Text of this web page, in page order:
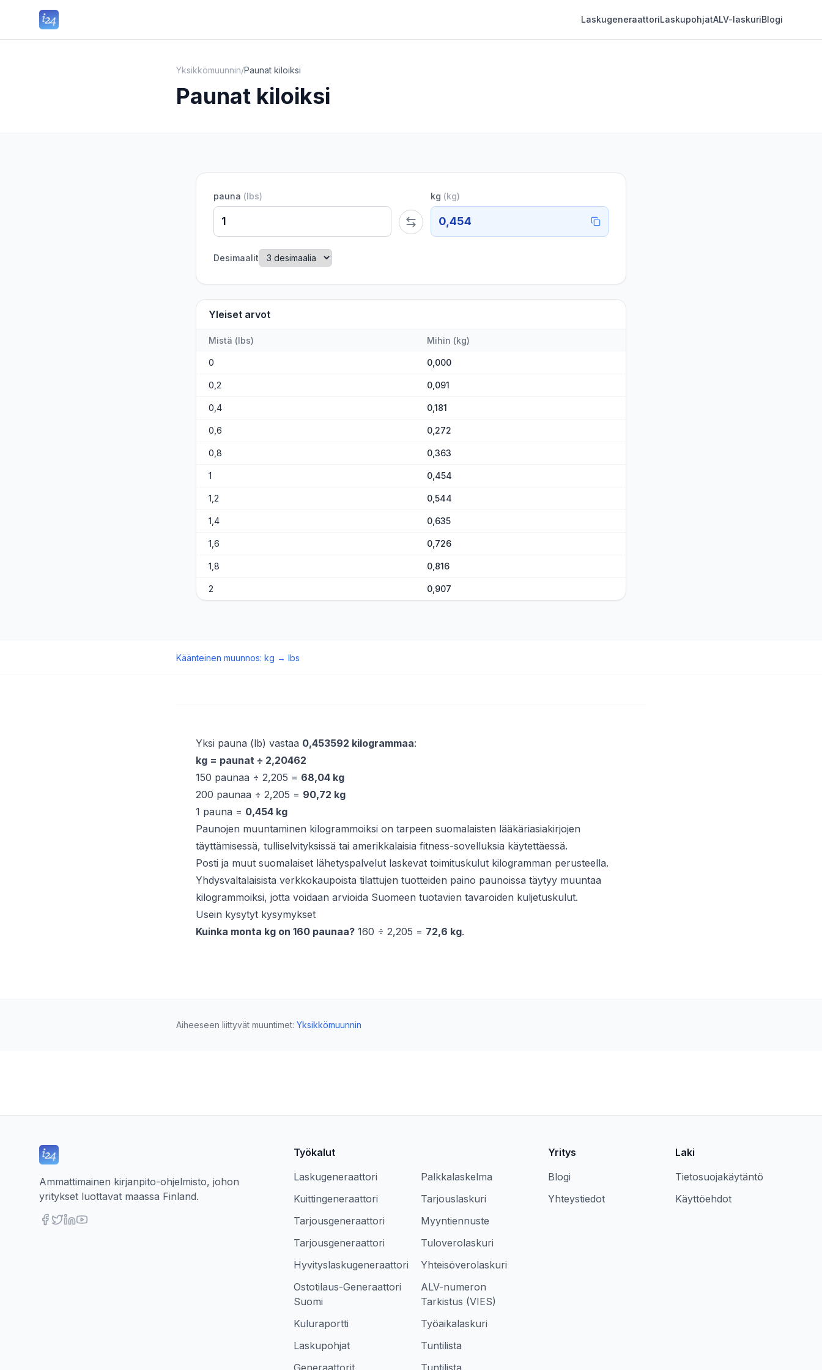
LaskugeneraattoriLaskupohjatALV-laskuriBlogi
Yksikkömuunnin/Paunat kiloiksi
Paunat kiloiksi
pauna (lbs) kg (kg)
0,454
Desimaalit
Yleiset arvot
Mistä (lbs) Mihin (kg)
0 0,000
0,2 0,091
0,4 0,181
0,6 0,272
0,8 0,363
1 0,454
1,2 0,544
1,4 0,635
1,6 0,726
1,8 0,816
2 0,907
Käänteinen muunnos: kg → lbs
Yksi pauna (lb) vastaa 0,453592 kilogrammaa:
kg = paunat ÷ 2,20462
150 paunaa ÷ 2,205 = 68,04 kg
200 paunaa ÷ 2,205 = 90,72 kg
1 pauna = 0,454 kg
Paunojen muuntaminen kilogrammoiksi on tarpeen suomalaisten lääkäriasiakirjojen
täyttämisessä, tulliselvityksissä tai amerikkalaisia fitness-sovelluksia käytettäessä.
Posti ja muut suomalaiset lähetyspalvelut laskevat toimituskulut kilogramman perusteella.
Yhdysvaltalaisista verkkokaupoista tilattujen tuotteiden paino paunoissa täytyy muuntaa
kilogrammoiksi, jotta voidaan arvioida Suomeen tuotavien tavaroiden kuljetuskulut.
Usein kysytyt kysymykset
Kuinka monta kg on 160 paunaa? 160 ÷ 2,205 = 72,6 kg.
Aiheeseen liittyvät muuntimet: Yksikkömuunnin
Ammattimainen kirjanpito-ohjelmisto, johon
yritykset luottavat maassa Finland.
Työkalut
Laskugeneraattori
Kuittingeneraattori
Tarjousgeneraattori
Tarjousgeneraattori
Hyvityslaskugeneraattori
Ostotilaus-Generaattori
Suomi
Kuluraportti
Laskupohjat
Generaattorit
Palkkalaskelma
Tarjouslaskuri
Myyntiennuste
Tuloverolaskuri
Yhteisöverolaskuri
ALV-numeron
Tarkistus (VIES)
Työaikalaskuri
Tuntilista
Tuntilista
Yritys
Blogi
Yhteystiedot
Laki
Tietosuojakäytäntö
Käyttöehdot